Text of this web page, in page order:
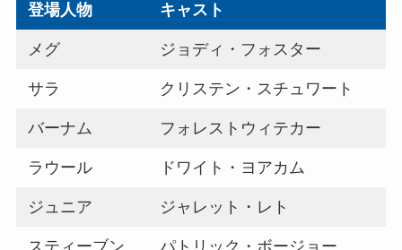
登場人物 キャスト
メグ ジョディ・フォスター
サラ クリステン・スチュワート
バーナム フォレストウィテカー
ラウール ドワイト・ヨアカム
ジュニア ジャレット・レト